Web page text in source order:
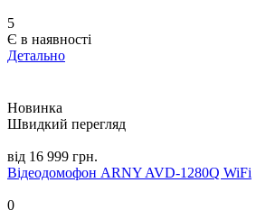
5
Є в наявності
Детально
Новинка
Швидкий перегляд
від 16 999 грн.
Відеодомофон ARNY AVD-1280Q WiFi
0